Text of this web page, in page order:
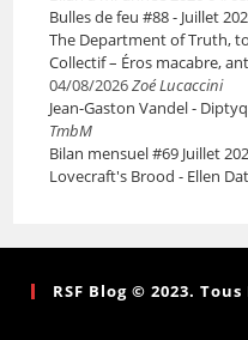
Bulles de feu #88 - Juillet
The Department of Truth,
Collectif – Éros macabre,
04/08/2026Zoé Lucaccini
Jean-Gaston Vandel -
TmbM
Bilan mensuel #69 Juillet
Lovecraft's Brood - Ellen
RSF Blog © 2023.